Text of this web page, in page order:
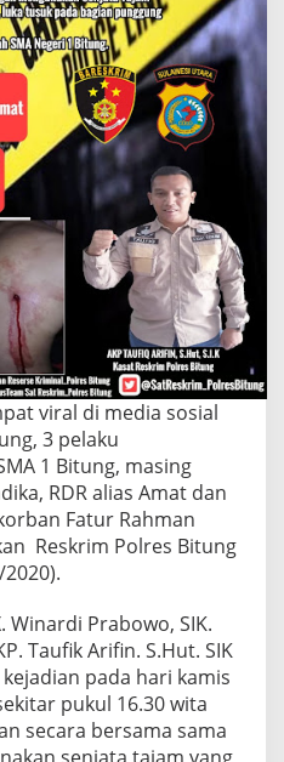
viral di media sosial
3 pelaku
1 Bitung, masing
RDR alias Amat dan
Fatur Rahman
Reskrim Polres Bitung
Winardi Prabowo, SIK.
Taufik Arifin. S.Hut. SIK
pada hari kamis
pukul 16.30 wita
secara bersama sama
senjata tajam yang